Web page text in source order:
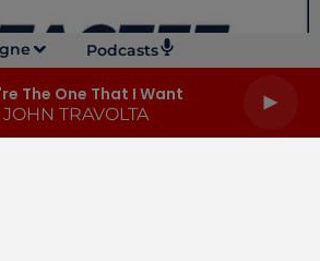
Podcasts
The One That I Want
JOHN TRAVOLTA